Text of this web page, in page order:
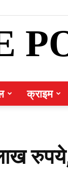
क्राइम